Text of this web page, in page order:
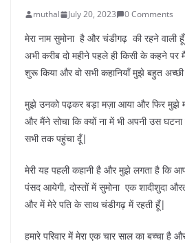
muthal July 20, 2023 0 Comments
मेरा नाम सुमोना है और चंडीगढ़ की रहने वाली
अभी करीब दो महीने पहले ही किसी के कहने पर
शुरू किया और वो सभी कहानियाँ मुझे बहुत
मुझे उनको पढ़कर बड़ा मज़ा आया और फिर मुझे
और मैंने सोचा कि क्यों ना में भी अपनी उस
सभी तक पहुंचा दूँ|
मेरी यह पहली कहानी है और मुझे लगता है कि
पंसद आयेगी, दोस्तों में सुमोना एक शादीशुदा
और में मेरे पति के साथ चंडीगढ़ में रहती हूँ|
हमारे परिवार में मेरा एक चार साल का बच्चा है